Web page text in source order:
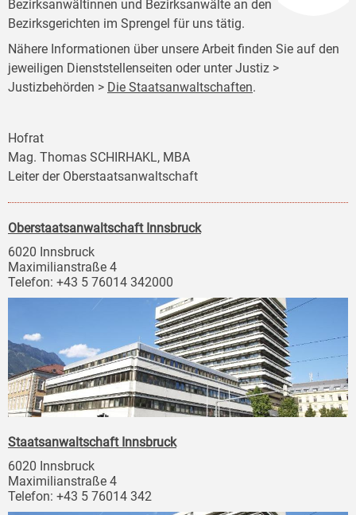
Bezirksanwältinnen und Bezirksanwälte an den
Bezirksgerichten im Sprengel für uns tätig.
Nähere Informationen über unsere Arbeit finden Sie auf den
jeweiligen Dienststellenseiten oder unter Justiz >
Justizbehörden > Die Staatsanwaltschaften.
Hofrat
Mag. Thomas SCHIRHAKL, MBA
Leiter der Oberstaatsanwaltschaft
Oberstaatsanwaltschaft Innsbruck
6020 Innsbruck
Maximilianstraße 4
Telefon: +43 5 76014 342000
Staatsanwaltschaft Innsbruck
6020 Innsbruck
Maximilianstraße 4
Telefon: +43 5 76014 342